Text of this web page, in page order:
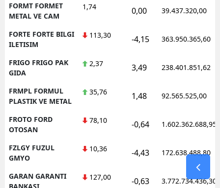
FORMT FORMET
METAL VE CAM
1,74 0,00 39.437.320,00
FORTE FORTE BILGI
ILETISIM
113,30 -4,15 363.950.365,60
FRIGO FRIGO PAK
GIDA
2,37 3,49 238.401.851,62
FRMPL FORMUL
PLASTIK VE METAL
35,76 1,48 92.565.525,00
FROTO FORD
OTOSAN
78,10 -0,64 1.602.362.688,95
FZLGY FUZUL
GMYO
10,36 -4,43 172.638.488,80
GARAN GARANTI
BANKASI
127,00 -0,63 3.772.734.436,30